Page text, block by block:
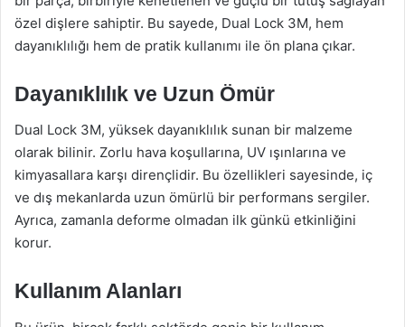
özel dişlere sahiptir. Bu sayede, Dual Lock 3M, hem
dayanıklılığı hem de pratik kullanımı ile ön plana çıkar.
Dayanıklılık ve Uzun Ömür
Dual Lock 3M, yüksek dayanıklılık sunan bir malzeme
olarak bilinir. Zorlu hava koşullarına, UV ışınlarına ve
kimyasallara karşı dirençlidir. Bu özellikleri sayesinde, iç
ve dış mekanlarda uzun ömürlü bir performans sergiler.
Ayrıca, zamanla deforme olmadan ilk günkü etkinliğini
korur.
Kullanım Alanları